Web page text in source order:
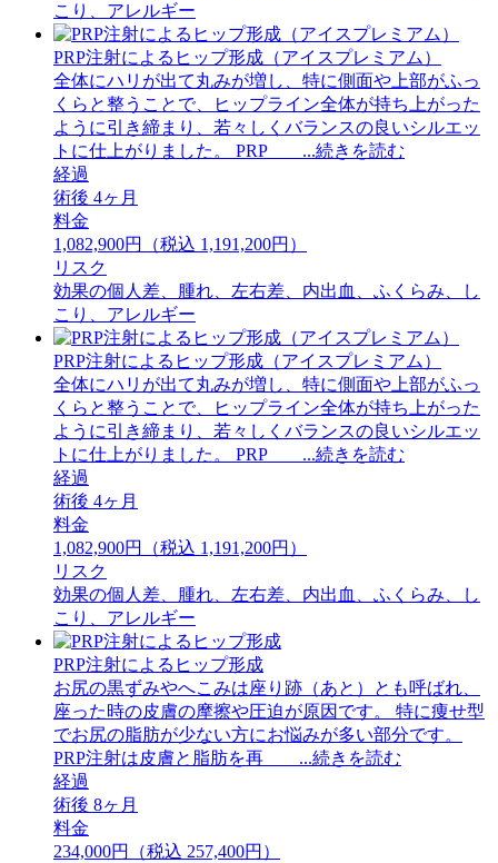
こり、アレルギー
PRP注射によるヒップ形成（アイスプレミアム）
全体にハリが出て丸みが増し、特に側面や上部がふっ
くらと整うことで、ヒップライン全体が持ち上がった
ように引き締まり、若々しくバランスの良いシルエッ
トに仕上がりました。 PRP ...続きを読む
経過
術後 4ヶ月
料金
1,082,900円（税込 1,191,200円）
リスク
効果の個人差、腫れ、左右差、内出血、ふくらみ、し
こり、アレルギー
PRP注射によるヒップ形成（アイスプレミアム）
全体にハリが出て丸みが増し、特に側面や上部がふっ
くらと整うことで、ヒップライン全体が持ち上がった
ように引き締まり、若々しくバランスの良いシルエッ
トに仕上がりました。 PRP ...続きを読む
経過
術後 4ヶ月
料金
1,082,900円（税込 1,191,200円）
リスク
効果の個人差、腫れ、左右差、内出血、ふくらみ、し
こり、アレルギー
PRP注射によるヒップ形成
お尻の黒ずみやへこみは座り跡（あと）とも呼ばれ、
座った時の皮膚の摩擦や圧迫が原因です。 特に痩せ型
でお尻の脂肪が少ない方にお悩みが多い部分です。
PRP注射は皮膚と脂肪を再 ...続きを読む
経過
術後 8ヶ月
料金
234,000円（税込 257,400円）